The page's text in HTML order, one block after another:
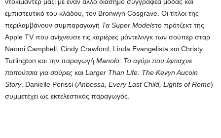
εμπιστευτικό του κλάδου, τον Bronwyn Cosgrave. Οι τίτλοι της
περιλαμβάνουν συμπαραγωγή Τα Super Modelsτο πρότζεκτ της
Apple TV που ανίχνευσε τις καριέρες μόντελινγκ των σούπερ σταρ
Naomi Campbell, Cindy Crawford, Linda Evangelista και Christy
Turlington και την παραγωγή Manolo: Το αγόρι που έφτιαχνε
παπούτσια για σαύρες και Larger Than Life: The Kevyn Aucoin
Story. Danielle Perissi (Anbessa, Every Last Child, Lights of Rome)
συμμετέχει ως εκτελεστικός παραγωγός.